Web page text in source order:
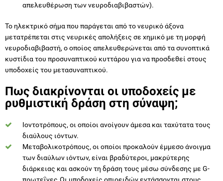
απελευθέρωση των νευροδιαβιβαστών).
Το ηλεκτρικό σήμα που παράγεται από το νευρικό άξονα
μετατρέπεται στις νευρικές απολήξεις σε χημικό με τη μορφή
νευροδιαβιβαστή, ο οποίος απελευθερώνεται από τα συνοπτικά
κυστίδια του προσυναπτικού κυττάρου για να προσδεθεί στους
υποδοχείς του μετασυναπτικού.
Πως διακρίνονται οι υποδοχείς με
ρυθμιστική δράση στη σύναψη;
Ιοντοτρόπους, οι οποίοι ανοίγουν άμεσα και ταχύτατα τους
διαύλους ιόντων.
Μεταβολικοτρόπους, οι οποίοι προκαλούν έμμεσο άνοιγμα
των διαύλων ιόντων, είναι βραδύτεροι, μακρύτερης
διάρκειας και ασκούν τη δράση τους μέσω σύνδεσης με G-
πρωτεΐνες.Οι υποδοχείς οπιοειδών εντάσσονται στους